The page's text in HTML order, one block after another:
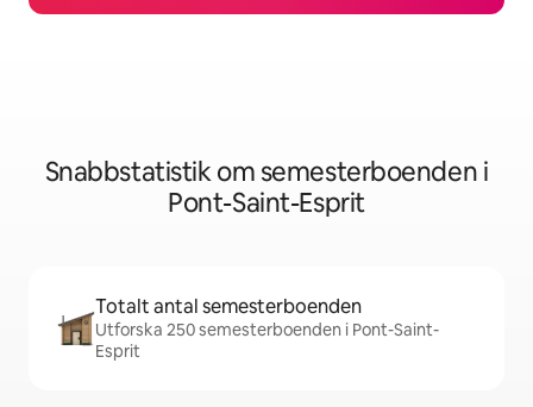
Snabbstatistik om semesterboenden i
Pont-Saint-Esprit
Totalt antal semesterboenden
Utforska 250 semesterboenden i Pont-Saint-
Esprit